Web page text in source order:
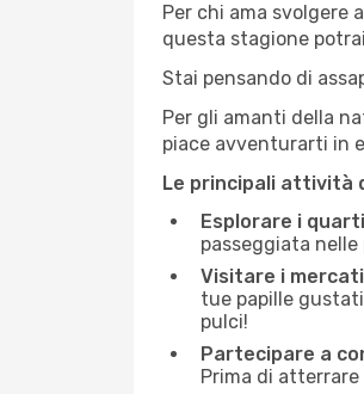
Per chi ama svolgere
questa stagione
Stai pensando di
Per gli amanti della
piace avventurarti in
Le principali attività
Esplorare i
passeggiata
Visitare i
tue papille
pulci!
Partecipare a
Prima di